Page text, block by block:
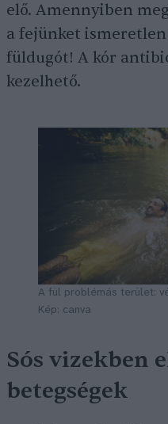
elő. Amennyiben
a fejünket
füldugót! A kór
kezelhető.
A fül problémás terület:
Kép: canva
Sós vizekben
betegségek